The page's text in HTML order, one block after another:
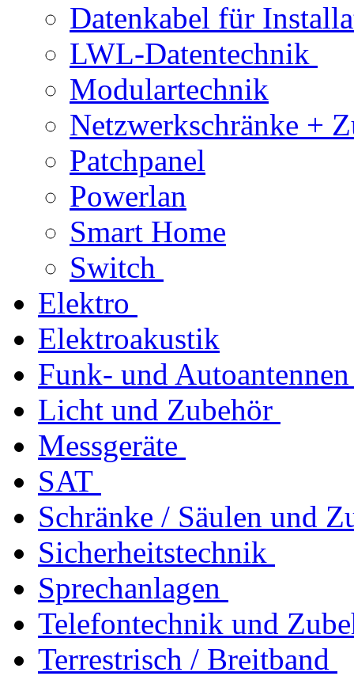
Datenkabel für
LWL-Datentechnik
Modulartechnik
Netzwerkschränke +
Patchpanel
Powerlan
Smart Home
Switch
Elektro
Elektroakustik
Funk- und Autoantennen
Licht und Zubehör
Messgeräte
SAT
Schränke / Säulen und
Sicherheitstechnik
Sprechanlagen
Telefontechnik und
Terrestrisch / Breitband